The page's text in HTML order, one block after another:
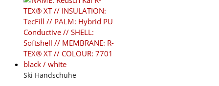
variants.
The
options
may
be
chosen
Ski Handschuhe